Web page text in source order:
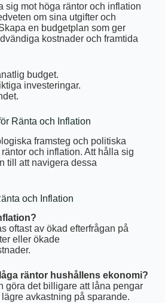
sig mot höga räntor och inflation
om sina utgifter och
en budgetplan som ger
kostnader och framtida
budget.
investeringar.
Ränta och Inflation
framsteg och politiska
och inflation. Att hålla sig
till att navigera dessa
och Inflation
oftast av ökad efterfrågan på
eller ökade
räntor hushållens ekonomi?
göra det billigare att låna pengar
avkastning på sparande.